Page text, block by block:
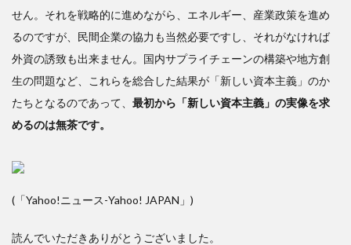
せん。それを戦略的に進めながら、エネルギー、産業政策を進め
るのですが、民間企業の協力も当然必要ですし、それがなければ
外資の誘致も出来ません。国内サプライチェーンの構築や地方創
生の問題など、これらを総合した結果が 「新しい資本主義」のか
たちとなるのであって、 最初から 「新しい資本主義」の実像を求
めるのは無茶です。
(「Yahoo!ニュース-Yahoo! JAPAN 」)
読んでいただきありがとうございました。